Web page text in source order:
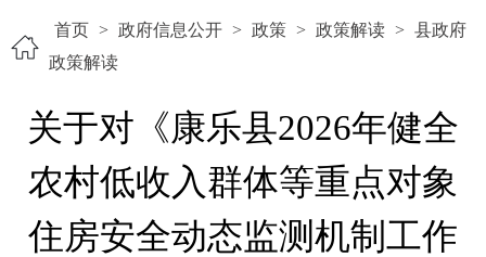
首页 > 政府信息公开 > 政策 > 政策解读 > 县政府
政策解读
关于对《康乐县2026年健全
农村低收入群体等重点对象
住房安全动态监测机制工作